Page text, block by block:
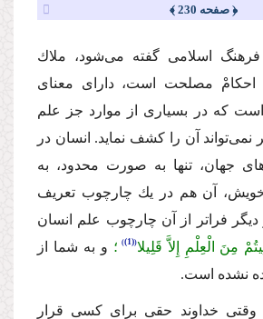
﴿ صفحه 230 ﴾
اسلامى گفته مى‌شود، ملاك
احكامْ مصلحت است، داراى معناى
است كه در بسیارى از موارد جز علم
نمى‌تواند آن را كشف نماید. انسان در
جهان، تنها به صورت محدود، به
آن هم در یك چارچوب تعریف
فراتر از آن چارچوب علم انسان
مِنَ الْعِلْمِ إِلاَّ قَلِیلا (1) ؛ و به شما از
نشده است.
وقتى خداوند حقى براى كسى قرار